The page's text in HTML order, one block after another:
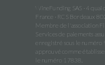
WineFunding SAS · 4
France · RCS Bordeaux
Membre de l'association
Services de paiements
enregistré sous le numéro
approuvé comme
le numéro 17838.